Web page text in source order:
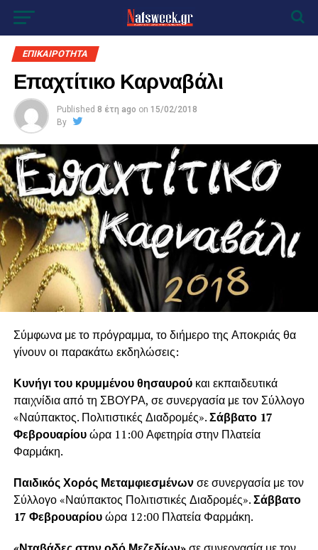
ΕΠΙΚΑΙΡΟΤΗΤΑ
Επαχτίτικο Καρναβάλι
Published 8 έτη ago on 15/02/2018
By
Σύμφωνα με το πρόγραμμα, το διήμερο της Αποκριάς θα
γίνουν οι παρακάτω εκδηλώσεις:
Κυνήγι του κρυμμένου θησαυρούκαι εκπαιδευτικά
παιχνίδια από τη ΣΒΟΥΡΑ, σε συνεργασία με τον Σύλλογο
«Ναύπακτος. Πολιτιστικές Διαδρομές».Σάββατο 17
Φεβρουαρίουώρα 11:00 Αφετηρία στην Πλατεία
Φαρμάκη.
Παιδικός Χορός Μεταμφιεσμένωνσε συνεργασία με τον
Σύλλογο «Ναύπακτος Πολιτιστικές Διαδρομές».Σάββατο
17 Φεβρουαρίουώρα 12:00 Πλατεία Φαρμάκη.